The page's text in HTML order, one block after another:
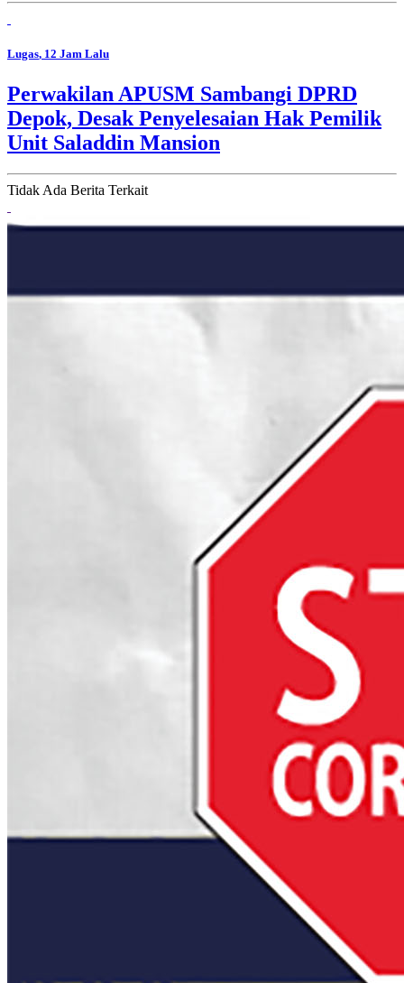
Lugas, 12 Jam Lalu
Perwakilan APUSM Sambangi DPRD
Depok, Desak Penyelesaian Hak Pemilik
Unit Saladdin Mansion
Tidak Ada Berita Terkait